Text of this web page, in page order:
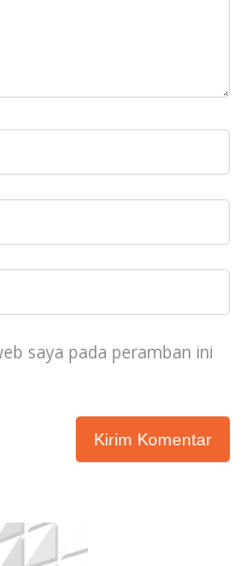
saya pada peramban ini